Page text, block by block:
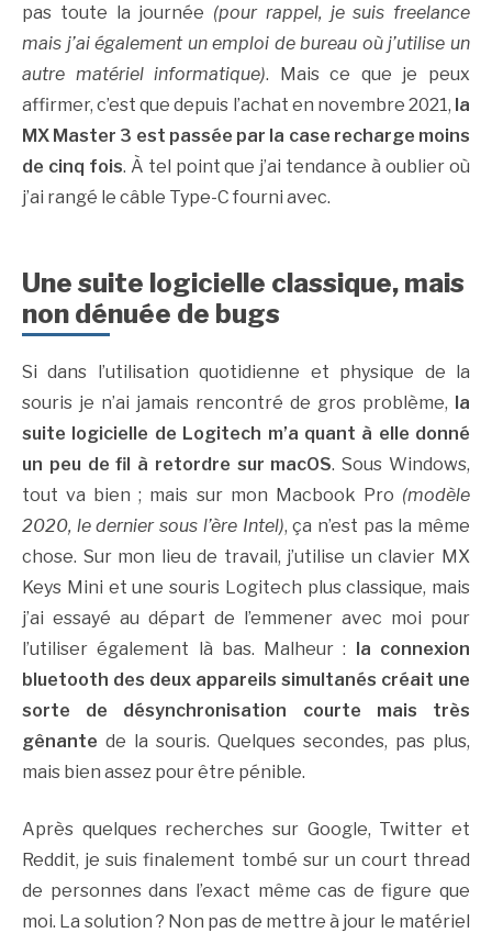
pas toute la journée (pour rappel, je suis freelance
mais j’ai également un emploi de bureau où j’utilise un
autre matériel informatique). Mais ce que je peux
affirmer, c’est que depuis l’achat en novembre 2021, la
MX Master 3 est passée par la case recharge moins
de cinq fois. À tel point que j’ai tendance à oublier où
j’ai rangé le câble Type-C fourni avec.
Une suite logicielle classique, mais
non dénuée de bugs
Si dans l’utilisation quotidienne et physique de la
souris je n’ai jamais rencontré de gros problème,
la
suite logicielle de Logitech m’a quant à elle donné
un peu de fil à retordre sur macOS. Sous Windows,
tout va bien ; mais sur mon Macbook Pro (modèle
2020, le dernier sous l’ère Intel), ça n’est pas la même
chose. Sur mon lieu de travail, j’utilise un clavier MX
Keys Mini et une souris Logitech plus classique, mais
j’ai essayé au départ de l’emmener avec moi pour
l’utiliser également là bas. Malheur : la connexion
bluetooth des deux appareils simultanés créait une
sorte de désynchronisation courte mais très
gênante de la souris. Quelques secondes, pas plus,
mais bien assez pour être pénible.
Après quelques recherches sur Google, Twitter et
Reddit, je suis finalement tombé sur un court thread
de personnes dans l’exact même cas de figure que
moi. La solution ? Non pas de mettre à jour le matériel